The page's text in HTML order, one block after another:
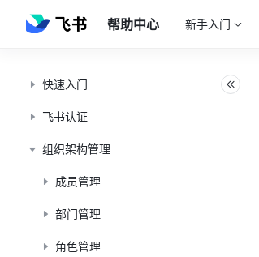
帮助中心 新手入门
快速入门
飞书认证
组织架构管理
成员管理
部门管理
角色管理